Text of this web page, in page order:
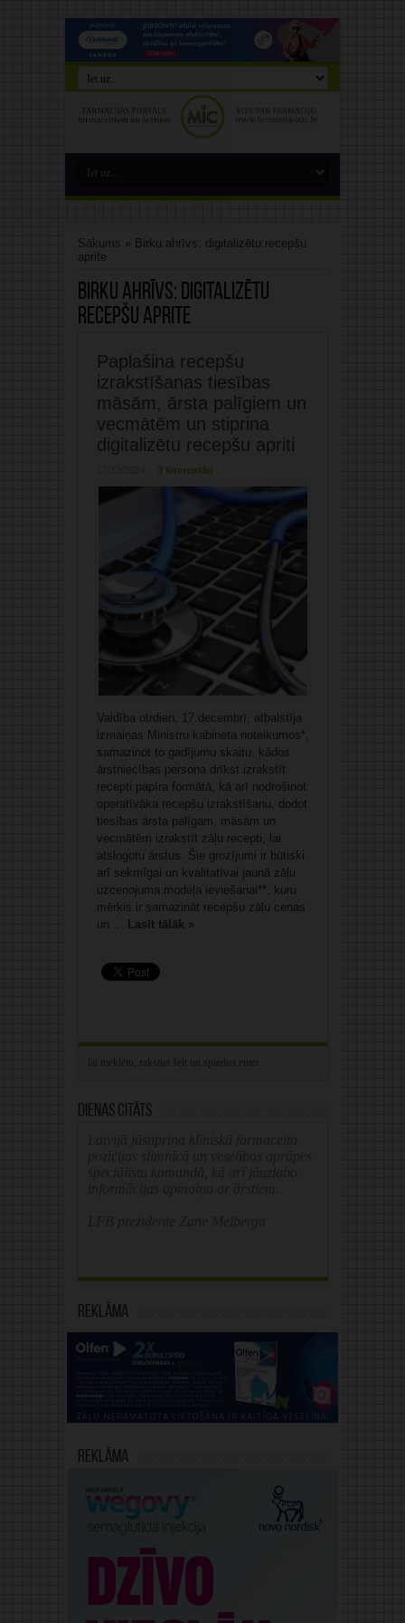
Sākums » Birku ahrīvs: digitalizētu recepšu
aprite
Birku ahrīvs: digitalizētu
recepšu aprite
Paplašina recepšu
izrakstīšanas tiesības
māsām, ārsta palīgiem un
vecmātēm un stiprina
digitalizētu recepšu apriti
3 komentāri
Valdība otrdien, 17.decembrī, atbalstīja
izmaiņas Ministru kabineta noteikumos*,
samazinot to gadījumu skaitu, kādos
ārstniecības persona drīkst izrakstīt
recepti papīra formātā, kā arī nodrošinot
operatīvāka recepšu izrakstīšanu, dodot
tiesības ārsta palīgam, māsām un
vecmātēm izrakstīt zāļu recepti, lai
atslogotu ārstus. Šie grozījumi ir būtiski
arī sekmīgai un kvalitatīvai jaunā zāļu
uzcenojuma modeļa ieviešanai**, kuru
mērķis ir samazināt recepšu zāļu cenas
un ... Lasīt tālāk »
Dienas citāts
Reklāma
Reklāma